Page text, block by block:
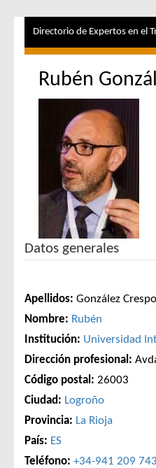
Directorio de Expertos en el
Rubén
Datos generales
Apellidos: González Crespo
Nombre: Rubén
Institución: Universidad
Dirección profesional:
Código postal: 26003
Ciudad: Logroño
Provincia: La Rioja
País: ES
Teléfono: +34-941 209 743